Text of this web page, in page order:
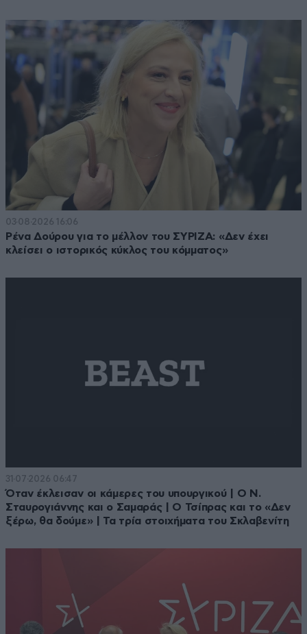
03·08·2026 16:06
Ρένα Δούρου για το μέλλον του ΣΥΡΙΖΑ: «Δεν έχει
κλείσει ο ιστορικός κύκλος του κόμματος»
31·07·2026 06:47
Όταν έκλεισαν οι κάμερες του υπουργικού | Ο Ν.
Σταυρογιάννης και ο Σαμαράς | Ο Τσίπρας και το «Δεν
ξέρω, θα δούμε» | Τα τρία στοιχήματα του Σκλαβενίτη